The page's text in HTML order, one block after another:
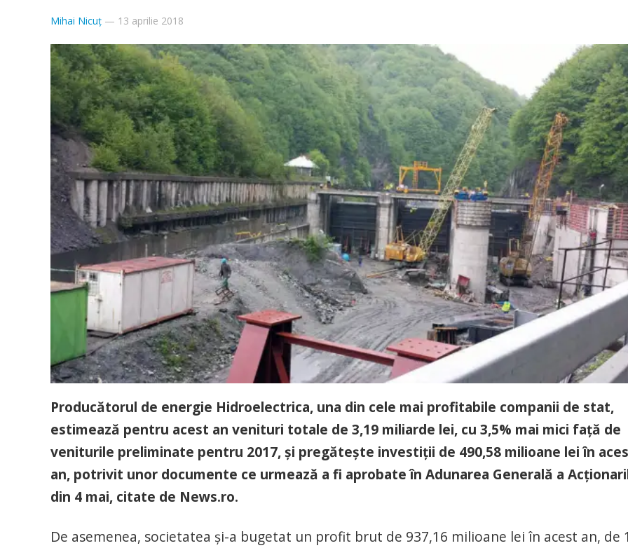
Mihai Nicuț — 13 aprilie 2018
Producătorul de energie Hidroelectrica, una din cele mai profitabile companii de stat,
estimează pentru acest an venituri totale de 3,19 miliarde lei, cu 3,5% mai mici faţă de
veniturile preliminate pentru 2017, şi pregăteşte investiţii de 490,58 milioane lei în
an, potrivit unor documente ce urmează a fi aprobate în Adunarea Generală a
din 4 mai, citate de News.ro.
De asemenea, societatea şi-a bugetat un profit brut de 937,16 milioane lei în acest an, de